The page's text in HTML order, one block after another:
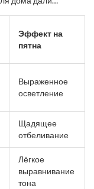
Эффект на
пятна
Выраженное
осветление
Щадящее
отбеливание
Лёгкое
выравнивание
тона